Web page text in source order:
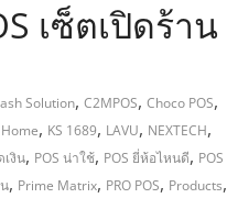
เซ็ตเปิดร้าน
Solution, C2MPOS, Choco POS,
, KS 1689, LAVU, NEXTECH,
เงิน, POS น่าใช้, POS ยี่ห้อไหนดี, POS
, Prime Matrix, PRO POS, Products,